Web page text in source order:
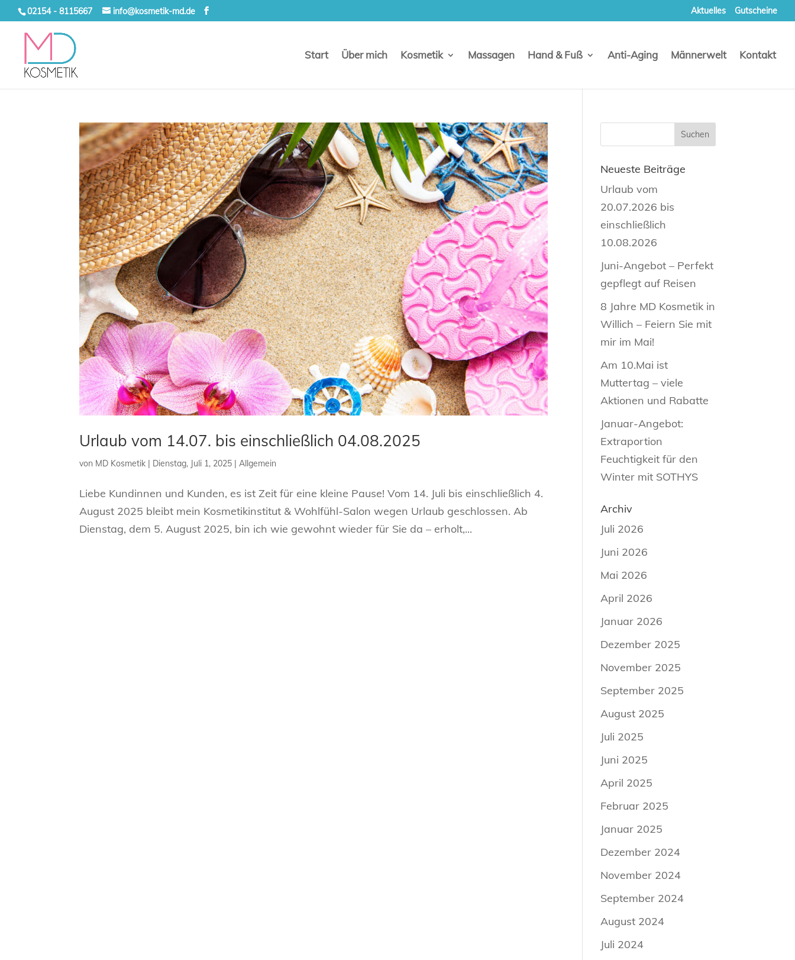
02154 - 8115667 info@kosmetik-md.de Aktuelles Gutscheine
Start Über mich Kosmetik Massagen Hand & Fuß Anti-Aging Männerwelt Kontakt
Urlaub vom 14.07. bis einschließlich 04.08.2025
von MD Kosmetik | Dienstag, Juli 1, 2025 |Allgemein
Liebe Kundinnen und Kunden, es ist Zeit für eine kleine Pause! Vom 14. Juli bis einschließlich 4.
August 2025 bleibt mein Kosmetikinstitut & Wohlfühl-Salon wegen Urlaub geschlossen. Ab
Dienstag, dem 5. August 2025, bin ich wie gewohnt wieder für Sie da – erholt,...
Neueste Beiträge
Urlaub vom
20.07.2026 bis
einschließlich
10.08.2026
Juni-Angebot – Perfekt
gepflegt auf Reisen
8 Jahre MD Kosmetik in
Willich – Feiern Sie mit
mir im Mai!
Am 10.Mai ist
Muttertag – viele
Aktionen und Rabatte
Januar-Angebot:
Extraportion
Feuchtigkeit für den
Winter mit SOTHYS
Archiv
Juli 2026
Juni 2026
Mai 2026
April 2026
Januar 2026
Dezember 2025
November 2025
September 2025
August 2025
Juli 2025
Juni 2025
April 2025
Februar 2025
Januar 2025
Dezember 2024
November 2024
September 2024
August 2024
Juli 2024